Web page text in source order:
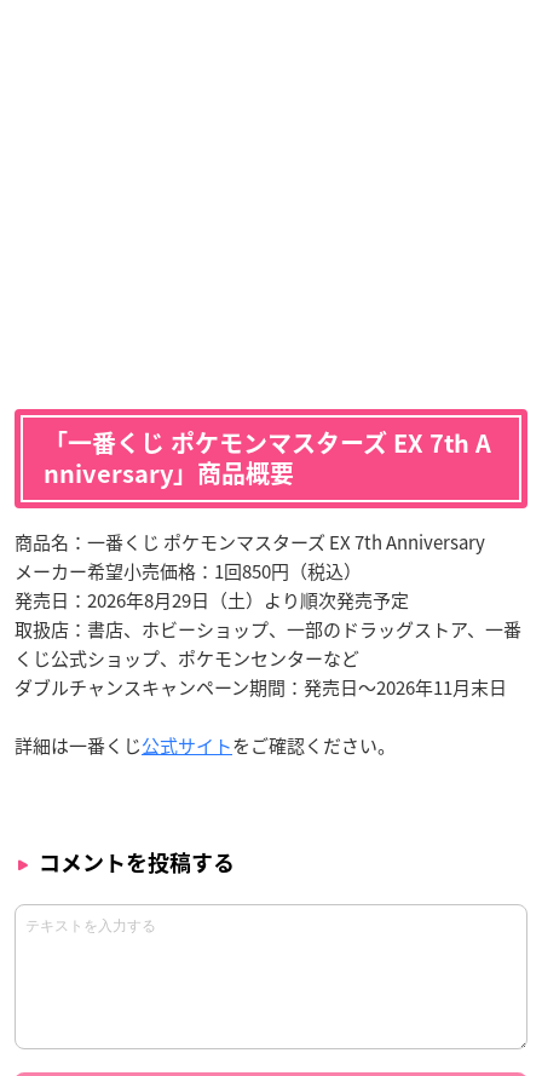
「一番くじ ポケモンマスターズ EX 7th A
nniversary」商品概要
商品名：一番くじ ポケモンマスターズ EX 7th Anniversary
メーカー希望小売価格：1回850円（税込）
発売日：2026年8月29日（土）より順次発売予定
取扱店：書店、ホビーショップ、一部のドラッグストア、一番
くじ公式ショップ、ポケモンセンターなど
ダブルチャンスキャンペーン期間：発売日～2026年11月末日
詳細は一番くじ公式サイトをご確認ください。
コメントを投稿する